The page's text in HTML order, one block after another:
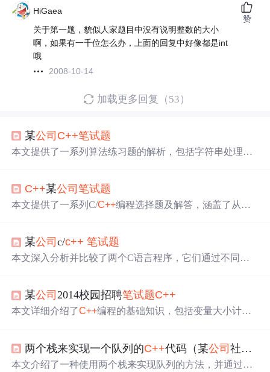
HiGaea
关于第一题，貌似人家题目中没有说明整数的大小
啊，如果有一千位怎么办，上面的回复中好像都是int
哦
2008-10-14
赞
加载更多回复（53）
某公司 C++笔试题
本文提供了一系列算法练习题的解析，包括字符串处理、
C++某公司笔试题
本文提供了一系列C/C++编程选择题及解答，涵盖了从基
某公司c/c++ 笔试题
本文深入分析并比较了两个C语言程序，它们通过不同的
示了程序行为的细微差别及其背后的原因。
某公司2014校园招聘笔试题C++
本文详细介绍了C++编程的基础知识，包括变量大小计
两个栈来实现一个队列的C++代码（某公司社会招聘
本文介绍了一种使用两个栈来实现队列的方法，并通过具